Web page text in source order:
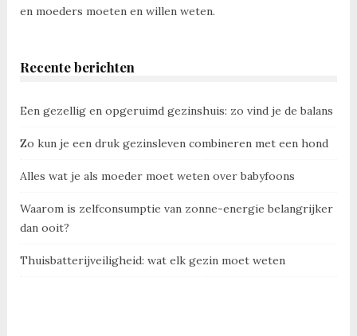
en moeders moeten en willen weten.
Recente berichten
Een gezellig en opgeruimd gezinshuis: zo vind je de balans
Zo kun je een druk gezinsleven combineren met een hond
Alles wat je als moeder moet weten over babyfoons
Waarom is zelfconsumptie van zonne-energie belangrijker
dan ooit?
Thuisbatterijveiligheid: wat elk gezin moet weten